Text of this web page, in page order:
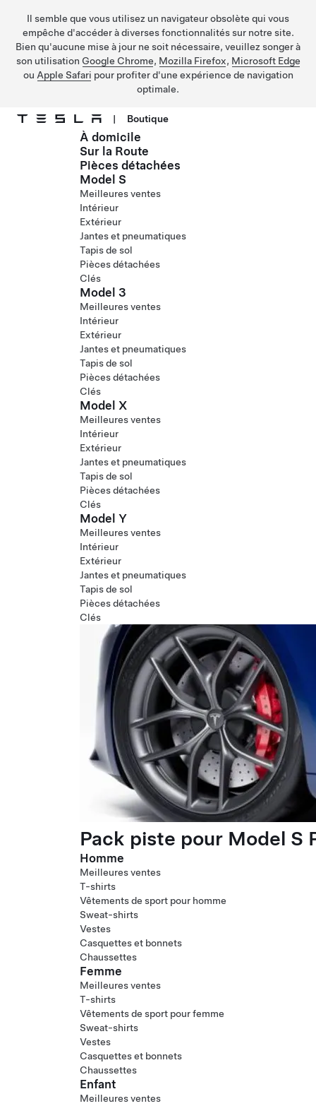
Il semble que vous utilisez un navigateur obsolète qui vous
empêche d'accéder à diverses fonctionnalités sur notre site.
Bien qu'aucune mise à jour ne soit nécessaire, veuillez songer à
son utilisation Google Chrome, Mozilla Firefox, Microsoft Edge
ou Apple Safari pour profiter d'une expérience de navigation
optimale.
Passer au contenu principal
| Boutique
À domicile
Sur la Route
Pièces détachées
Model S
Meilleures ventes
Intérieur
Extérieur
Jantes et pneumatiques
Tapis de sol
Pièces détachées
Clés
Model 3
Meilleures ventes
Intérieur
Extérieur
Jantes et pneumatiques
Tapis de sol
Pièces détachées
Clés
Model X
Meilleures ventes
Intérieur
Extérieur
Jantes et pneumatiques
Tapis de sol
Pièces détachées
Clés
Model Y
Meilleures ventes
Intérieur
Extérieur
Jantes et pneumatiques
Tapis de sol
Pièces détachées
Clés
Pack piste pour Model S
Homme
Meilleures ventes
T-shirts
Vêtements de sport pour homme
Sweat-shirts
Vestes
Casquettes et bonnets
Chaussettes
Femme
Meilleures ventes
T-shirts
Vêtements de sport pour femme
Sweat-shirts
Vestes
Casquettes et bonnets
Chaussettes
Enfant
Meilleures ventes